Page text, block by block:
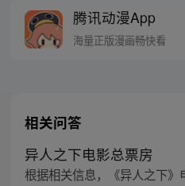
密，张楚岚的生
同踏上“异人”之旅
腾讯动漫App
海量正版漫画畅快看
相关问答
异人之下电影总票房
根据相关信息，《异人之下》